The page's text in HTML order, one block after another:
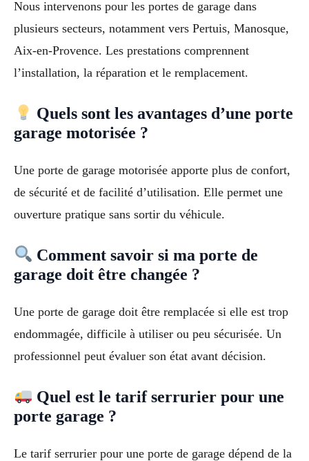
Nous intervenons pour les portes de garage dans
plusieurs secteurs, notamment vers Pertuis, Manosque,
Aix-en-Provence. Les prestations comprennent
l’installation, la réparation et le remplacement.
Quels sont les avantages d’une porte
garage motorisée ?
Une porte de garage motorisée apporte plus de confort,
de sécurité et de facilité d’utilisation. Elle permet une
ouverture pratique sans sortir du véhicule.
Comment savoir si ma porte de
garage doit être changée ?
Une porte de garage doit être remplacée si elle est trop
endommagée, difficile à utiliser ou peu sécurisée. Un
professionnel peut évaluer son état avant décision.
Quel est le tarif serrurier pour une
porte garage ?
Le tarif serrurier pour une porte de garage dépend de la